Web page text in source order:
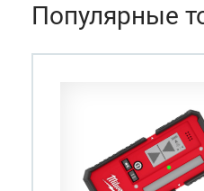
Популярные